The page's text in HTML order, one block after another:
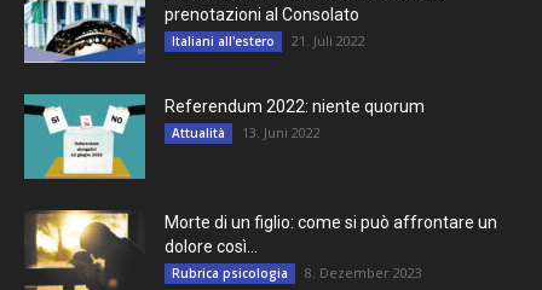
prenotazioni al Consolato
Italiani all'estero 21. Juli 2022
Referendum 2022: niente quorum
Attualità 13. Juni 2022
Morte di un figlio: come si può affrontare un
dolore così...
Rubrica psicologia 8. Dezember 2023